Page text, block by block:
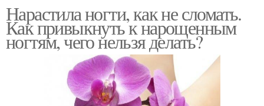
Нарастила ногти, как не сломать.
Как привыкнуть к нарощенным
ногтям, чего нельзя делать?